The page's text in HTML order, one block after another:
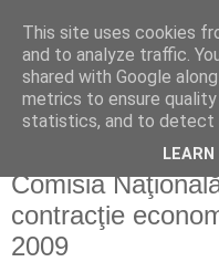
Reflecţii
blog de reflecţii,
marți, 21 iulie 2009
Comisia
contracţie
2009
This site uses cookies
and to analyze traffic.
shared with Google
metrics to ensure
statistics, and to detect